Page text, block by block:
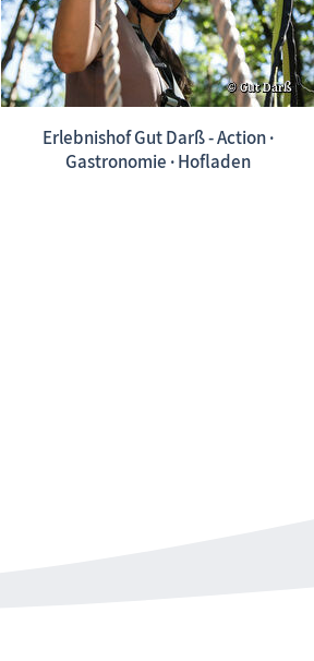
Erlebnishof Gut Darß - Action ·
Gastronomie · Hofladen